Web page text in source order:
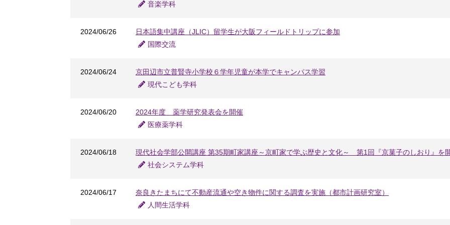
音楽学科
2024/06/26
日本語集中講座（JLIC）留学生が大阪フィールドトリップに参加
国際交流
2024/06/24
京田辺市立普賢寺小学校６学年児童が本学でキャンパス学習
現代こども学科
2024/06/20
2024年度 薬学研究発表会を開催
医療薬学科
2024/06/18
現代社会学部公開講座 第35期町家講座～京町家で学ぶ歴史と文化～ 第1回『京菓子のしおり』を
社会システム学科
2024/06/17
奈良きたまちにて不動産流通や空き物件に関する調査を実施（都市計画研究室）
人間生活学科